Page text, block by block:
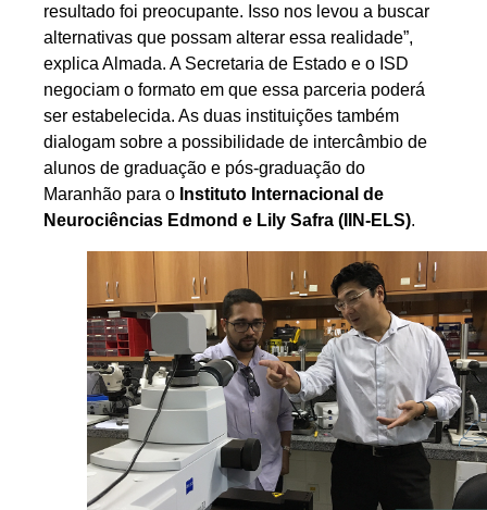
resultado foi preocupante. Isso nos levou a buscar
alternativas que possam alterar essa realidade”,
explica Almada. A Secretaria de Estado e o ISD
negociam o formato em que essa parceria poderá
ser estabelecida. As duas instituições também
dialogam sobre a possibilidade de intercâmbio de
alunos de graduação e pós-graduação do
Maranhão para o Instituto Internacional de
Neurociências Edmond e Lily Safra (IIN-ELS).